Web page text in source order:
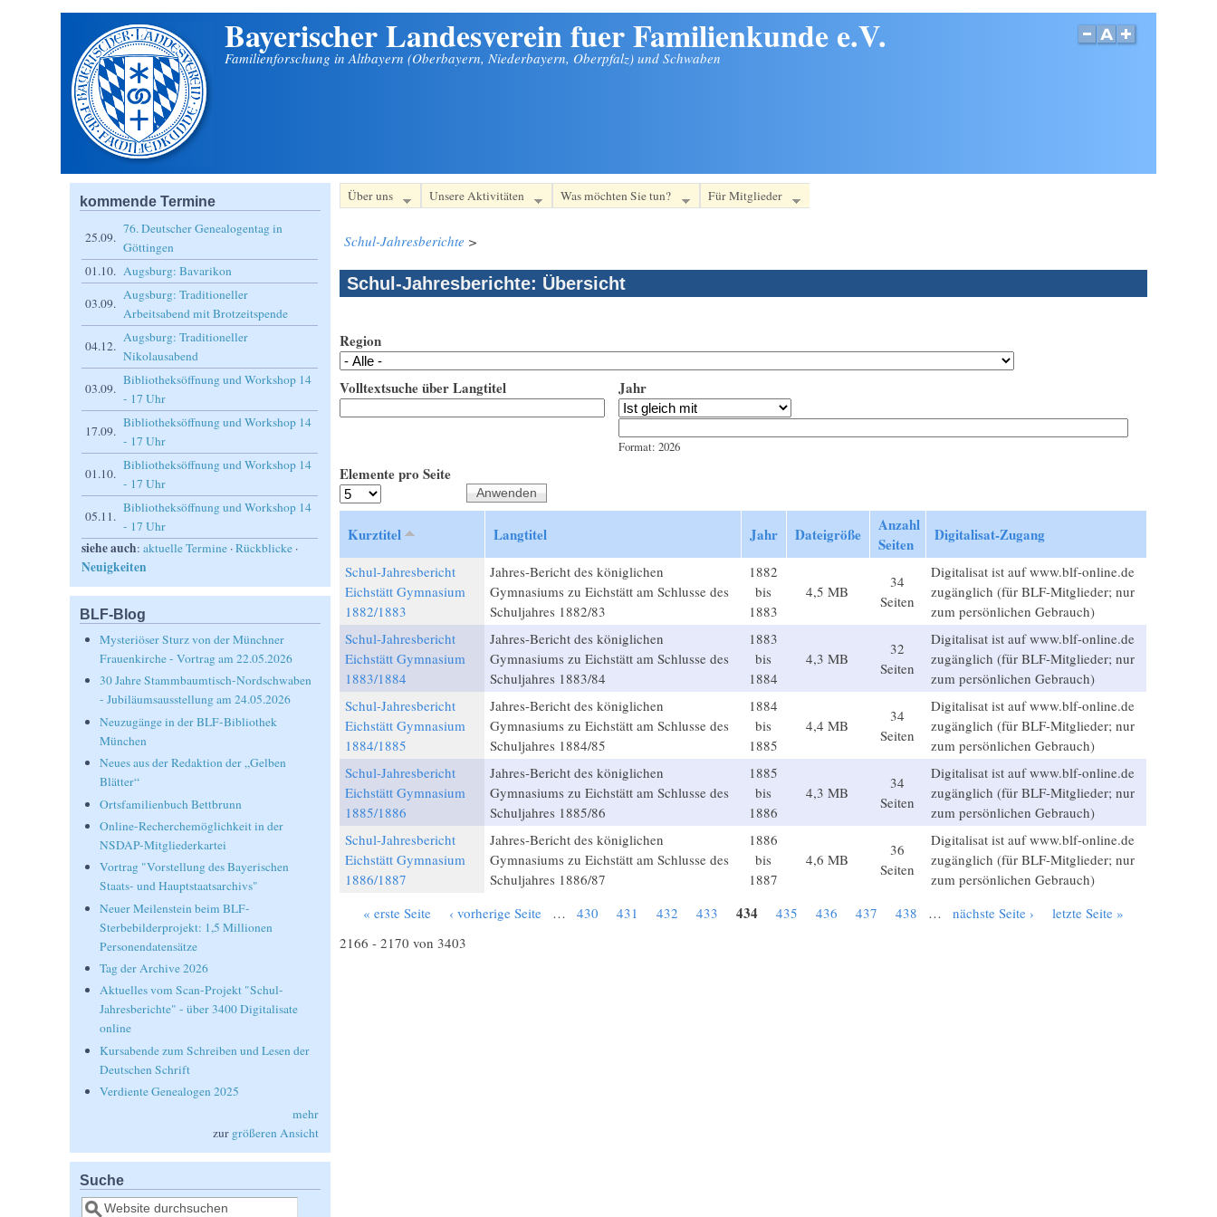
Bayerischer Landesverein fuer Familienkunde e.V.
Familienforschung in Altbayern (Oberbayern, Niederbayern, Oberpfalz) und Schwaben
Über uns Unsere Aktivitäten Was möchten Sie tun? Für Mitglieder
Schul-Jahresberichte >
Schul-Jahresberichte: Übersicht
Region
Volltextsuche über Langtitel
Jahr
Format: 2026
Elemente pro Seite
Kurztitel Langtitel Jahr Dateigröße
Anzahl
Seiten
Digitalisat-Zugang
Schul-Jahresbericht
Eichstätt Gymnasium
1882/1883
Jahres-Bericht des königlichen
Gymnasiums zu Eichstätt am Schlusse des
Schuljahres 1882/83
1882
bis
1883
4,5 MB
34
Seiten
Digitalisat ist auf www.blf-online.de
zugänglich (für BLF-Mitglieder; nur
zum persönlichen Gebrauch)
Schul-Jahresbericht
Eichstätt Gymnasium
1883/1884
Jahres-Bericht des königlichen
Gymnasiums zu Eichstätt am Schlusse des
Schuljahres 1883/84
1883
bis
1884
4,3 MB
32
Seiten
Digitalisat ist auf www.blf-online.de
zugänglich (für BLF-Mitglieder; nur
zum persönlichen Gebrauch)
Schul-Jahresbericht
Eichstätt Gymnasium
1884/1885
Jahres-Bericht des königlichen
Gymnasiums zu Eichstätt am Schlusse des
Schuljahres 1884/85
1884
bis
1885
4,4 MB
34
Seiten
Digitalisat ist auf www.blf-online.de
zugänglich (für BLF-Mitglieder; nur
zum persönlichen Gebrauch)
Schul-Jahresbericht
Eichstätt Gymnasium
1885/1886
Jahres-Bericht des königlichen
Gymnasiums zu Eichstätt am Schlusse des
Schuljahres 1885/86
1885
bis
1886
4,3 MB
34
Seiten
Digitalisat ist auf www.blf-online.de
zugänglich (für BLF-Mitglieder; nur
zum persönlichen Gebrauch)
Schul-Jahresbericht
Eichstätt Gymnasium
1886/1887
Jahres-Bericht des königlichen
Gymnasiums zu Eichstätt am Schlusse des
Schuljahres 1886/87
1886
bis
1887
4,6 MB
36
Seiten
Digitalisat ist auf www.blf-online.de
zugänglich (für BLF-Mitglieder; nur
zum persönlichen Gebrauch)
Seiten
« erste Seite ‹ vorherige Seite … 430 431 432 433 434 435 436 437 438 … nächste Seite ›
letzte Seite »
2166 - 2170 von 3403
kommende Termine
25.09.
76. Deutscher Genealogentag in
Göttingen
01.10. Augsburg: Bavarikon
03.09.
Augsburg: Traditioneller
Arbeitsabend mit Brotzeitspende
04.12.
Augsburg: Traditioneller
Nikolausabend
03.09.
Bibliotheksöffnung und Workshop 14
- 17 Uhr
17.09.
Bibliotheksöffnung und Workshop 14
- 17 Uhr
01.10.
Bibliotheksöffnung und Workshop 14
- 17 Uhr
05.11.
Bibliotheksöffnung und Workshop 14
- 17 Uhr
siehe auch:aktuelle Termine ·Rückblicke ·
Neuigkeiten
BLF-Blog
Mysteriöser Sturz von der Münchner
Frauenkirche - Vortrag am 22.05.2026
30 Jahre Stammbaumtisch-Nordschwaben
- Jubiläumsausstellung am 24.05.2026
Neuzugänge in der BLF-Bibliothek
München
Neues aus der Redaktion der „Gelben
Blätter“
Ortsfamilienbuch Bettbrunn
Online-Recherchemöglichkeit in der
NSDAP-Mitgliederkartei
Vortrag "Vorstellung des Bayerischen
Staats- und Hauptstaatsarchivs"
Neuer Meilenstein beim BLF-
Sterbebilderprojekt: 1,5 Millionen
Personendatensätze
Tag der Archive 2026
Aktuelles vom Scan-Projekt "Schul-
Jahresberichte" - über 3400 Digitalisate
online
Kursabende zum Schreiben und Lesen der
Deutschen Schrift
Verdiente Genealogen 2025
mehr
zur größeren Ansicht
Suche
Suche